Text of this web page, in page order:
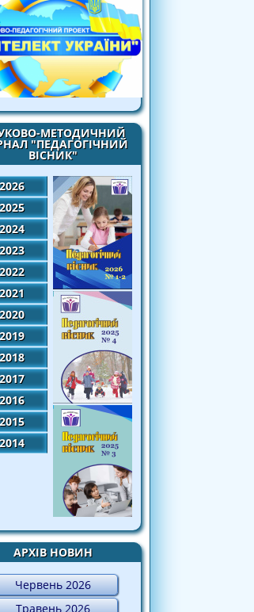
МЕТОДИЧНИЙ
"ПЕДАГОГІЧНИЙ
ВІСНИК"
2026
2025
2024
2023
2022
2021
2020
2019
2018
2017
2016
2015
2014
АРХІВ НОВИН
Червень 2026
Травень 2026